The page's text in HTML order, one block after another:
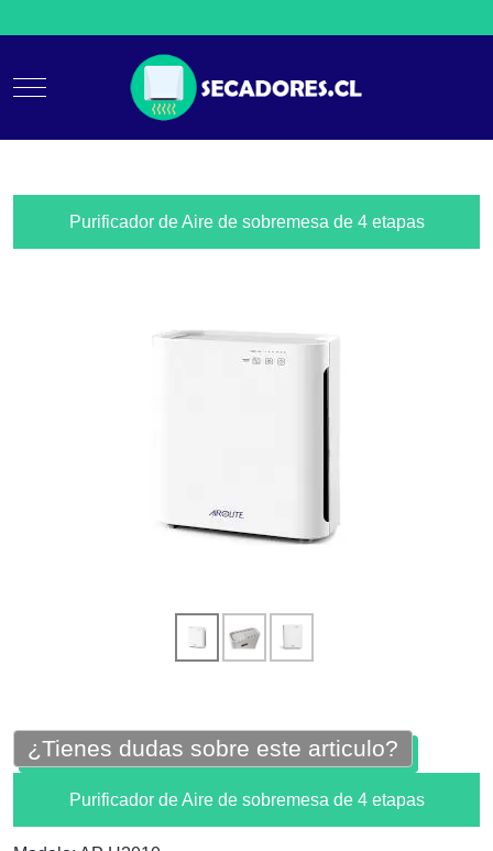
Mobile Menu Toggle
Purificador de Aire de sobremesa de 4 etapas
¿Tienes dudas sobre este articulo?
Purificador de Aire de sobremesa de 4 etapas